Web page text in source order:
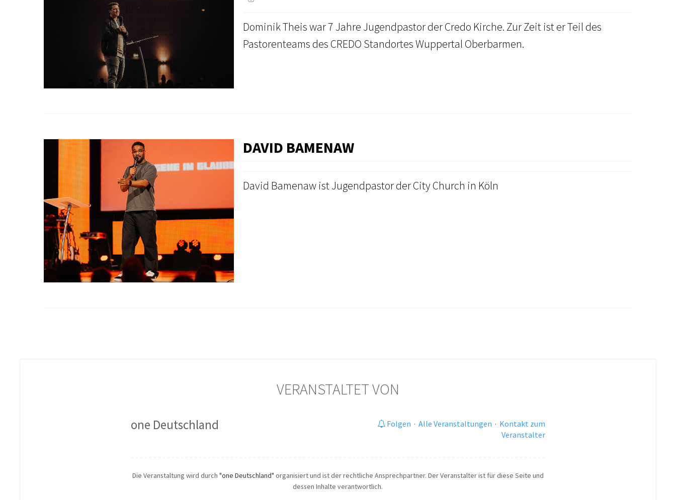
Dominik Theis war 7 Jahre Jugendpastor der Credo Kirche. Zur Zeit ist er Teil des
Pastorenteams des CREDO Standortes Wuppertal Oberbarmen.
DAVID BAMENAW
David Bamenaw ist Jugendpastor der City Church in Köln
VERANSTALTET VON
one Deutschland Folgen · Alle Veranstaltungen · Kontakt zum
Veranstalter
Die Veranstaltung wird durch "one Deutschland" organisiert und ist der rechtliche Ansprechpartner. Der Veranstalter ist für diese Seite und
dessen Inhalte verantwortlich.